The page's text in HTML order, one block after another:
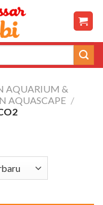
AQUARIUM &
AQUASCAPE /